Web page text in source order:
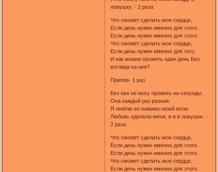
ловушку. - 2 раза
Что сможет сделать мое сердце,
Если день нужен именно для этого.
Если день нужен именно для этого.
Что сможет сделать мое сердце,
Если день нужен именно для того.
И как можно прожить один день Без
взгляда на нее?
Припев- 1 раз
Без нее не могу прожить ни секунды.
Она каждый раз разная.
Я люблю ее помимо моей воли.
Любовь одолела меня, и я в ловушке. -
2 раза
Что сможет сделать мое сердце,
Если день нужен именно для этого.
Если день нужен именно для этого.
Что сможет сделать мое сердце,
Если день нужен именно для этого.